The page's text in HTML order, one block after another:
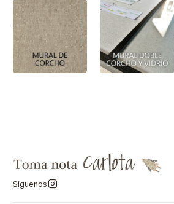
Síguenos